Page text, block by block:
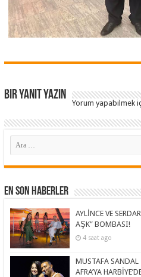
Bir yanıt yazın
Yorum yapabilmek
En Son Haberler
AYLİNCE VE
AŞK” BOMBASI!
4 saat ago
MUSTAFA SANDAL
AFRA’YA